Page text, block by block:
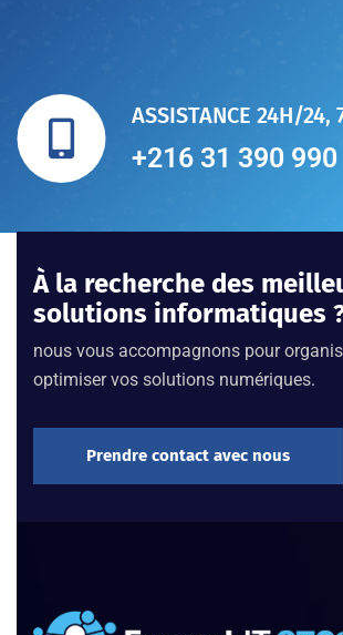
ASSISTANCE 24H/24,
+216 31 390 990
À la recherche des
solutions informatiques
nous vous accompagnons pour
optimiser vos solutions numériques.
Prendre contact avec nous